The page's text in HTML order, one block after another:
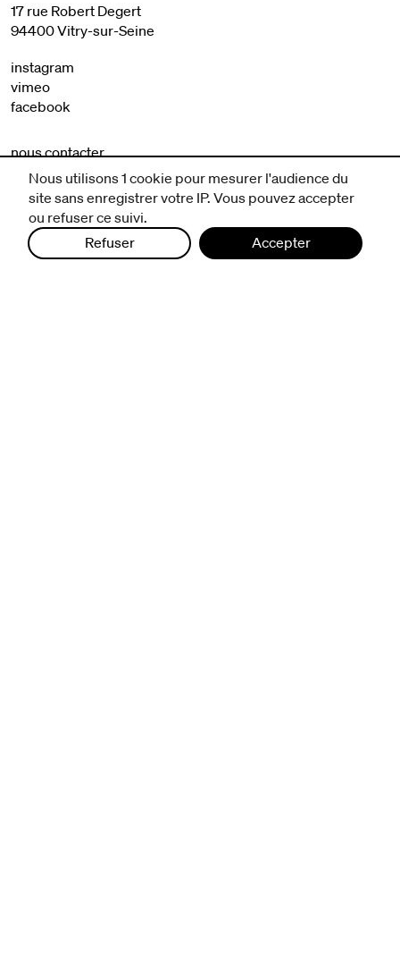
17 rue Robert Degert
94400 Vitry-sur-Seine
instagram
vimeo
facebook
nous contacter
mentions légales et CGV
politique de protection des données
Nous utilisons 1 cookie pour mesurer l'audience du
site sans enregistrer votre IP. Vous pouvez accepter
ou refuser ce suivi.
Refuser
Accepter